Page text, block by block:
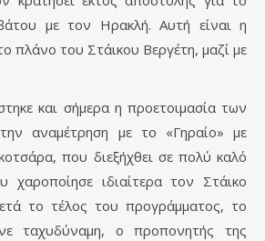
με τον Ηρακλή. Αυτή είναι η
πλάνο του Στάικου Βεργέτη, μαζί με
και σήμερα η προετοιμασία των
αναμέτρηση με το «Γηραίο» με
που διεξήχθει σε πολύ καλό
χαροποίησε ιδιαίτερα τον Στάικο
το τέλος του προγράμματος, το
ταχυδύναμη, ο προπονητής της